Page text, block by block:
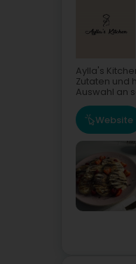
Aylla's
Zutaten und
Auswahl an
Website